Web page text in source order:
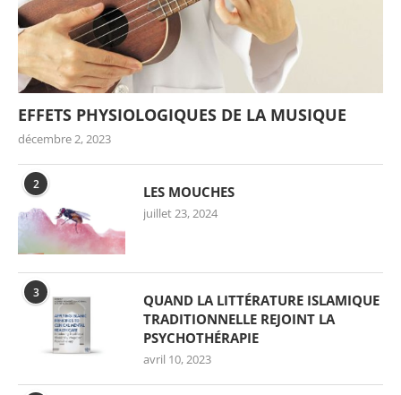
EFFETS PHYSIOLOGIQUES DE LA MUSIQUE
décembre 2, 2023
2 LES MOUCHES
juillet 23, 2024
3
QUAND LA LITTÉRATURE ISLAMIQUE
TRADITIONNELLE REJOINT LA
PSYCHOTHÉRAPIE
avril 10, 2023